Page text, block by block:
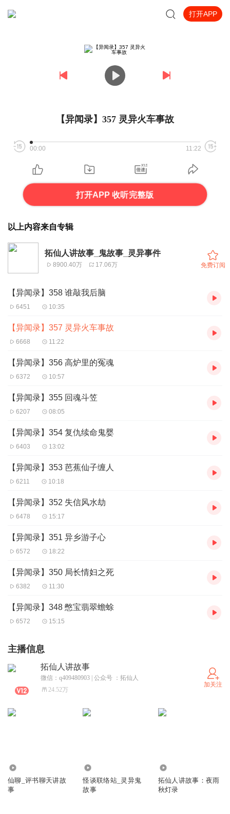
打开APP
【异闻录】357 灵异火车事故
00:00 11:22
打开APP 收听完整版
以上内容来自专辑
拓仙人讲故事_鬼故事_灵异事件
8900.40万 17.06万 免费订阅
【异闻录】358 谁敲我后脑
6451 10:35
【异闻录】357 灵异火车事故
6668 11:22
【异闻录】356 高炉里的冤魂
6372 10:57
【异闻录】355 回魂斗笠
6207 08:05
【异闻录】354 复仇续命鬼婴
6403 13:02
【异闻录】353 芭蕉仙子缠人
6211 10:18
【异闻录】352 失信风水劫
6478 15:17
【异闻录】351 异乡游子心
6572 18:22
【异闻录】350 局长情妇之死
6382 11:30
【异闻录】348 憋宝翡翠蟾蜍
6572 15:15
主播信息
拓仙人讲故事
微信：q409480903 | 公众号 ：拓仙人
24.52万
加关注
仙聊_评书聊天讲故
事
怪谈联络站_灵异鬼
故事
拓仙人讲故事：夜雨
秋灯录